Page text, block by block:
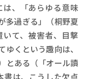
、「あらゆる意味
多過ぎる」（桐野夏
て、被害者、目撃
くという趣向は、
とある（「オール讀
書は、こうした欠点